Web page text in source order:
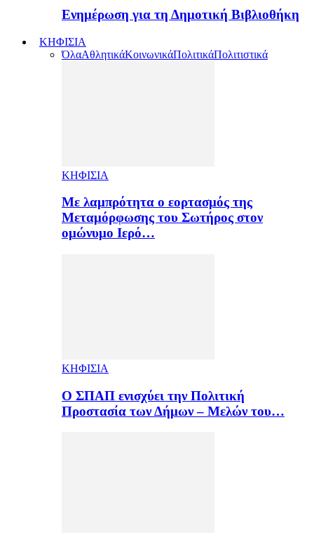
Ενημέρωση για τη Δημοτική Βιβλιοθήκη
ΚΗΦΙΣΙΑ
ΌλαΑθλητικάΚοινωνικάΠολιτικάΠολιτιστικά
ΚΗΦΙΣΙΑ
Με λαμπρότητα ο εορτασμός της
Μεταμόρφωσης του Σωτήρος στον
ομώνυμο Ιερό…
ΚΗΦΙΣΙΑ
Ο ΣΠΑΠ ενισχύει την Πολιτική
Προστασία των Δήμων – Μελών του…